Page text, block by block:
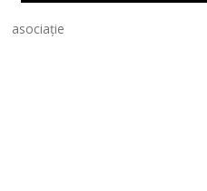
asociație